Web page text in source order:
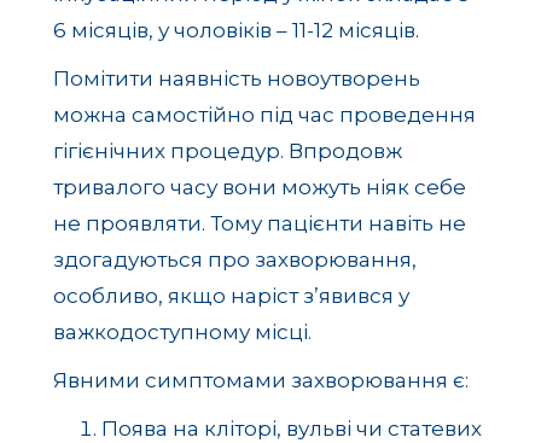
6 місяців, у чоловіків – 11-12 місяців.
Помітити наявність новоутворень
можна самостійно під час проведення
гігієнічних процедур. Впродовж
тривалого часу вони можуть ніяк себе
не проявляти. Тому пацієнти навіть не
здогадуються про захворювання,
особливо, якщо наріст з’явився у
важкодоступному місці.
Явними симптомами захворювання є:
Поява на кліторі, вульві чи статевих